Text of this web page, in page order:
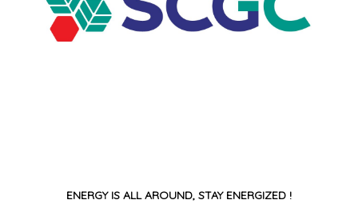
ENERGY IS ALL AROUND, STAY ENERGIZED !